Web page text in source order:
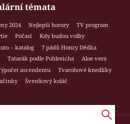
témata
2024 Nejlepší horory
TV program
Počasí
Kdy budou volby
– katalog
7 pádů Honzy Dědka
Tatarák podle Pohlreicha
Aloe vera
ascendentu
Tvarohové knedlíky
Švestkový koláč